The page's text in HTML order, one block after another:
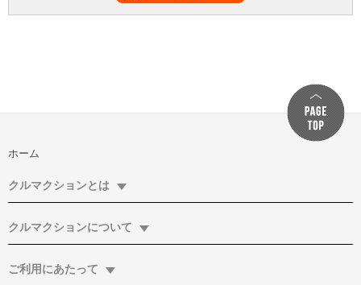
ホーム
クルマクションとは
クルマクションについて
ご利用にあたって